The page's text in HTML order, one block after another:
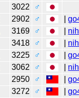
3022
♂
2902 ♂ |
3169 ♂
3418 ♂
3225 ♂ |
3062 ♂
2950 ♂ |
3272 ♂ |